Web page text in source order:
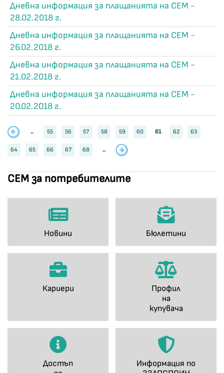
СЕМ за потребителите
Новини Бюлетини
Кариери
Профил
на
купувача
Достъп
Информация по
Дневна информация за плащанията на СЕМ -
28.02.2018 г.
Дневна информация за плащанията на СЕМ -
26.02.2018 г.
Дневна информация за плащанията на СЕМ -
21.02.2018 г.
Дневна информация за плащанията на СЕМ -
20.02.2018 г.
.. 55 56 57 58 59 60 61 62 63
64 65 66 67 68 ..